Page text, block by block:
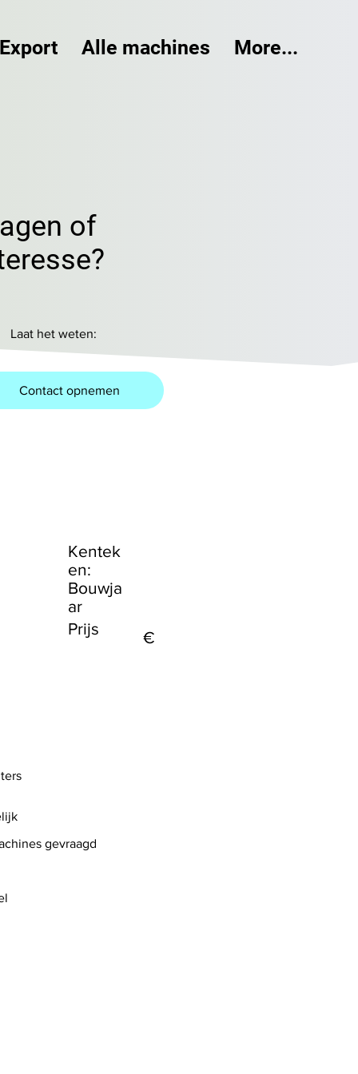
Export Alle machines More...
Kentek
en:
Prijs €
Bouwja
ar
gevraagd
of
Laat het weten:
Contact opnemen